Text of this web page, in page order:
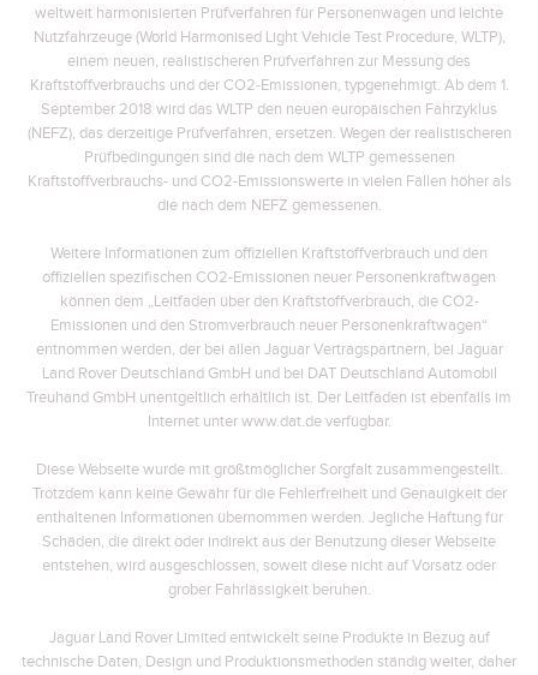
weltweit harmonisierten Prüfverfahren für Personenwagen und leichte
Nutzfahrzeuge (World Harmonised Light Vehicle Test Procedure, WLTP),
einem neuen, realistischeren Prüfverfahren zur Messung des
Kraftstoffverbrauchs und der CO2-Emissionen, typgenehmigt. Ab dem 1.
September 2018 wird das WLTP den neuen europäischen Fahrzyklus
(NEFZ), das derzeitige Prüfverfahren, ersetzen. Wegen der realistischeren
Prüfbedingungen sind die nach dem WLTP gemessenen
Kraftstoffverbrauchs- und CO2-Emissionswerte in vielen Fällen höher als
die nach dem NEFZ gemessenen.
Weitere Informationen zum offiziellen Kraftstoffverbrauch und den
offiziellen spezifischen CO2-Emissionen neuer Personenkraftwagen
können dem „Leitfaden über den Kraftstoffverbrauch, die CO2-
Emissionen und den Stromverbrauch neuer Personenkraftwagen“
entnommen werden, der bei allen Jaguar Vertragspartnern, bei Jaguar
Land Rover Deutschland GmbH und bei DAT Deutschland Automobil
Treuhand GmbH unentgeltlich erhältlich ist. Der Leitfaden ist ebenfalls im
Internet unter www.dat.de verfügbar.
Diese Webseite wurde mit größtmöglicher Sorgfalt zusammengestellt.
Trotzdem kann keine Gewähr für die Fehlerfreiheit und Genauigkeit der
enthaltenen Informationen übernommen werden. Jegliche Haftung für
Schäden, die direkt oder indirekt aus der Benutzung dieser Webseite
entstehen, wird ausgeschlossen, soweit diese nicht auf Vorsatz oder
grober Fahrlässigkeit beruhen.
Jaguar Land Rover Limited entwickelt seine Produkte in Bezug auf
technische Daten, Design und Produktionsmethoden ständig weiter, daher